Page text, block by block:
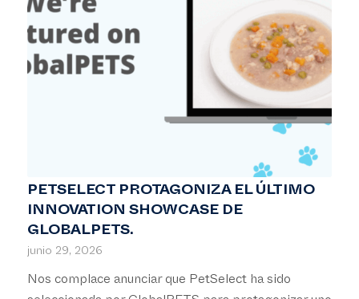
PETSELECT PROTAGONIZA EL ÚLTIMO
INNOVATION SHOWCASE DE
GLOBALPETS.
junio 29, 2026
Nos complace anunciar que PetSelect ha sido